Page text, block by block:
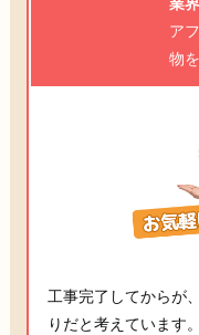
ア
物
工事完了してからが
りだと考えています